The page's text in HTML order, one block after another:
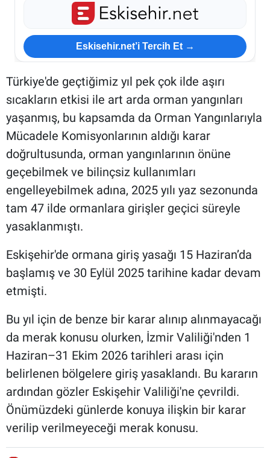
Eskisehir.net’i Tercih Et →
Türkiye'de geçtiğimiz yıl pek çok ilde aşırı
sıcakların etkisi ile art arda orman yangınları
yaşanmış, bu kapsamda da Orman Yangınlarıyla
Mücadele Komisyonlarının aldığı karar
doğrultusunda, orman yangınlarının önüne
geçebilmek ve bilinçsiz kullanımları
engelleyebilmek adına, 2025 yılı yaz sezonunda
tam 47 ilde ormanlara girişler geçici süreyle
yasaklanmıştı.
Eskişehir'de ormana giriş yasağı 15 Haziran’da
başlamış ve 30 Eylül 2025 tarihine kadar devam
etmişti.
Bu yıl için de benze bir karar alınıp alınmayacağı
da merak konusu olurken, İzmir Valiliği'nden 1
Haziran–31 Ekim 2026 tarihleri arası için
belirlenen bölgelere giriş yasaklandı. Bu kararın
ardından gözler Eskişehir Valiliği'ne çevrildi.
Önümüzdeki günlerde konuya ilişkin bir karar
verilip verilmeyeceği merak konusu.